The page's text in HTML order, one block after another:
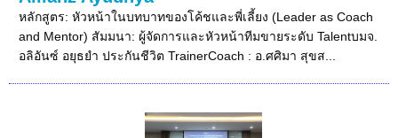
หลักสูตร: หัวหน้าในบทบาทของโค้ชและพี่เลี้ยง (Leader as Coach
and Mentor) สัมมนา: ผู้จัดการและหัวหน้าทีมขายระดับ Talentบมจ.
อลิอันซ์ อยุธยำ ประกันชีวิต TrainerCoach : อ.ศศิมา สุขส...